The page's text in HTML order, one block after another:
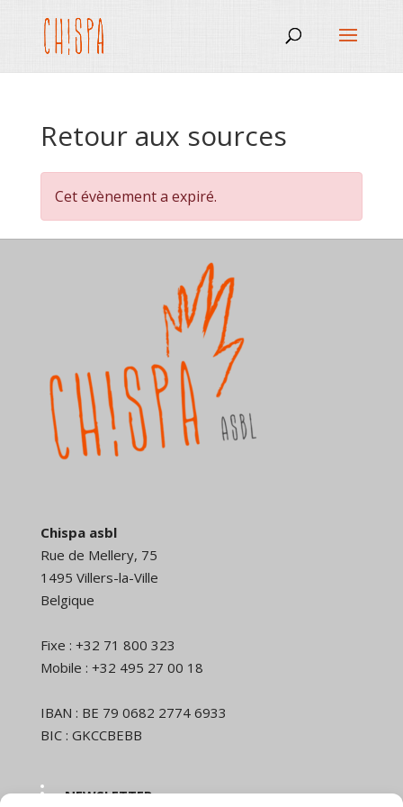
Retour aux sources
Cet évènement a expiré.
Chispa asbl
Rue de Mellery, 75
1495 Villers-la-Ville
Belgique
Fixe : +32 71 800 323
Mobile : +32 495 27 00 18
IBAN : BE 79 0682 2774 6933
BIC : GKCCBEBB
NEWSLETTER